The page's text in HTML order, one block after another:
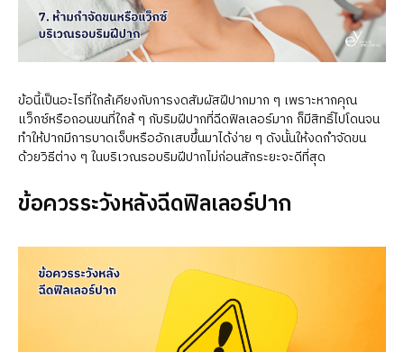
ข้อนี้เป็นอะไรที่ใกล้เคียงกับการงดสัมผัสฝีปากมาก ๆ เพราะหากคุณ
แว็กซ์หรือถอนขนที่ใกล้ ๆ กับริมฝีปากที่ฉีดฟิลเลอร์มาก ก็มีสิทธิ์ไปโดนจน
ทำให้ปากมีการบาดเจ็บหรืออักเสบขึ้นมาได้ง่าย ๆ ดังนั้นให้งดกำจัดขน
ด้วยวิธีต่าง ๆ ในบริเวณรอบริมฝีปากไม่ก่อนสักระยะจะดีที่สุด
ข้อควรระวังหลังฉีดฟิลเลอร์ปาก